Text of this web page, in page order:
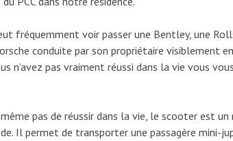
fréquemment voir passer une Bentley, une
conduite par son propriétaire visiblement
n’avez pas vraiment réussi dans la vie vous
pas de réussir dans la vie, le scooter est un
Il permet de transporter une passagère mini-